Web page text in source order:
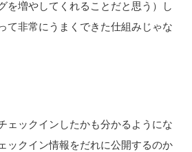
を増やしてくれること だと思う）し
て非常にうまくできた仕組み じゃな
ェックイン したかも分かるようにな
ックイン情報をだれに公開するのか